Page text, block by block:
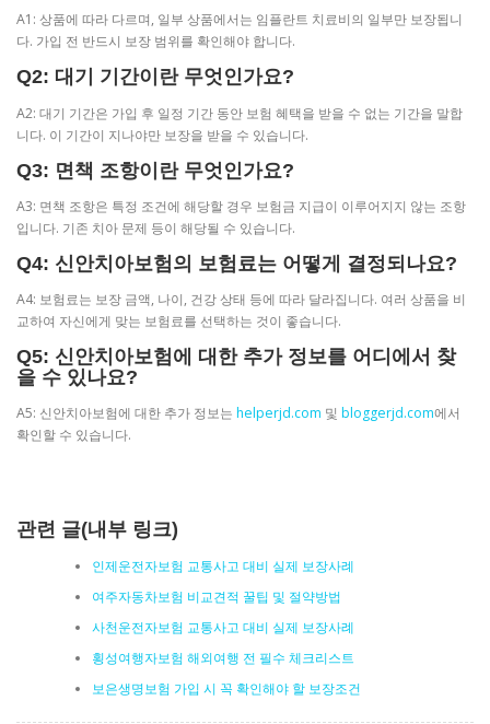
A1: 상품에 따라 다르며, 일부 상품에서는 임플란트 치료비의 일부만 보장됩니
다. 가입 전 반드시 보장 범위를 확인해야 합니다.
Q2: 대기 기간이란 무엇인가요?
A2: 대기 기간은 가입 후 일정 기간 동안 보험 혜택을 받을 수 없는 기간을 말합
니다. 이 기간이 지나야만 보장을 받을 수 있습니다.
Q3: 면책 조항이란 무엇인가요?
A3: 면책 조항은 특정 조건에 해당할 경우 보험금 지급이 이루어지지 않는 조항
입니다. 기존 치아 문제 등이 해당될 수 있습니다.
Q4: 신안치아보험의 보험료는 어떻게 결정되나요?
A4: 보험료는 보장 금액, 나이, 건강 상태 등에 따라 달라집니다. 여러 상품을 비
교하여 자신에게 맞는 보험료를 선택하는 것이 좋습니다.
Q5: 신안치아보험에 대한 추가 정보를 어디에서 찾
을 수 있나요?
A5: 신안치아보험에 대한 추가 정보는 helperjd.com 및 bloggerjd.com에서
확인할 수 있습니다.
관련 글(내부 링크)
인제운전자보험 교통사고 대비 실제 보장사례
여주자동차보험 비교견적 꿀팁 및 절약방법
사천운전자보험 교통사고 대비 실제 보장사례
횡성여행자보험 해외여행 전 필수 체크리스트
보은생명보험 가입 시 꼭 확인해야 할 보장조건